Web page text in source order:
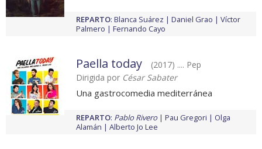
REPARTO: Blanca Suárez Daniel Grao
Víctor
Palmero
Fernando Cayo
Paella today
(2017) .... Pep
Dirigida por César Sabater
Una gastrocomedia mediterránea
REPARTO: Pablo Rivero Pau Gregori
Olga
Alamán
Alberto Jo Lee